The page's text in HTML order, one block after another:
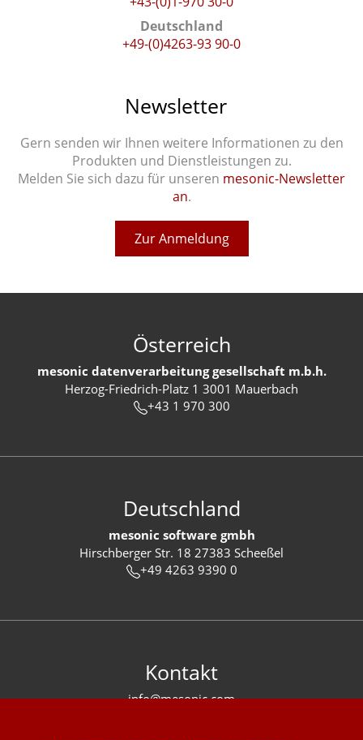
Deutschland
+49-(0)4263-93 90-0
Newsletter
Gern senden wir Ihnen weitere Informationen zu den
Produkten und Dienstleistungen zu.
Melden Sie sich dazu für unseren mesonic-Newsletter
an.
Zur Anmeldung
Österreich
mesonic datenverarbeitung gesellschaft m.b.h.
Herzog-Friedrich-Platz 1 3001 Mauerbach
+43 1 970 300
Deutschland
mesonic software gmbh
Hirschberger Str. 18 27383 Scheeßel
+49 4263 9390 0
Kontakt
info@mesonic.com